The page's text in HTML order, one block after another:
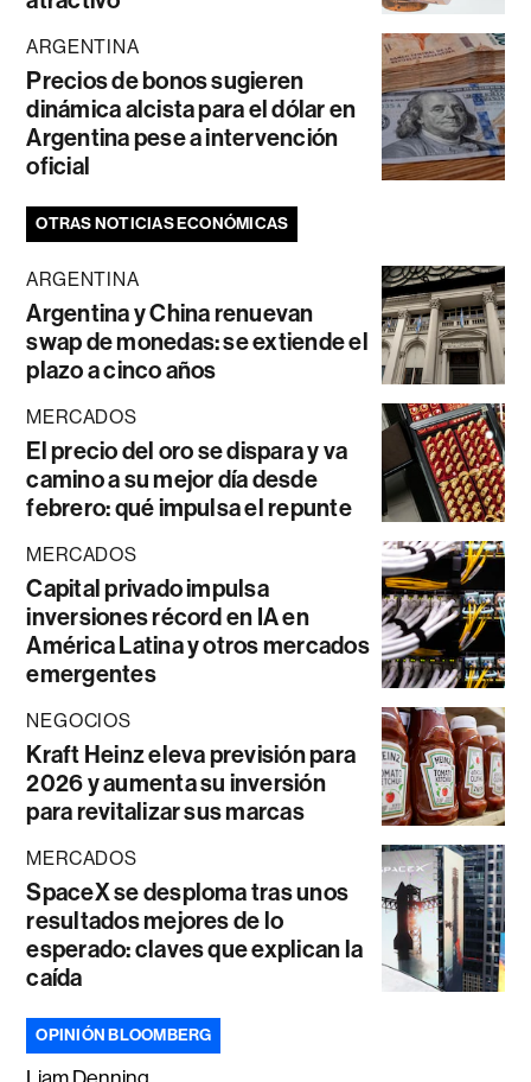
ARGENTINA
Precios de bonos sugieren
dinámica alcista para el dólar en
Argentina pese a intervención
oficial
OTRAS NOTICIAS ECONÓMICAS
ARGENTINA
Argentina y China renuevan
swap de monedas: se extiende el
plazo a cinco años
MERCADOS
El precio del oro se dispara y va
camino a su mejor día desde
febrero: qué impulsa el repunte
MERCADOS
Capital privado impulsa
inversiones récord en IA en
América Latina y otros mercados
emergentes
NEGOCIOS
Kraft Heinz eleva previsión para
2026 y aumenta su inversión
para revitalizar sus marcas
MERCADOS
SpaceX se desploma tras unos
resultados mejores de lo
esperado: claves que explican la
caída
OPINIÓN BLOOMBERG